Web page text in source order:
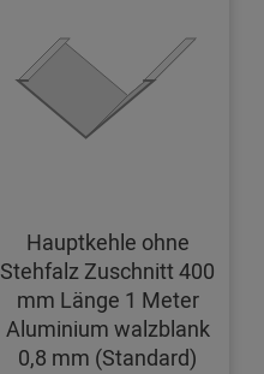
Hauptkehle ohne
Stehfalz Zuschnitt 400
mm Länge 1 Meter
Aluminium walzblank
0,8 mm (Standard)